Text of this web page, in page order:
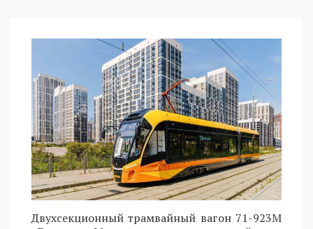
Двухсекционный трамвайный вагон 71-923М